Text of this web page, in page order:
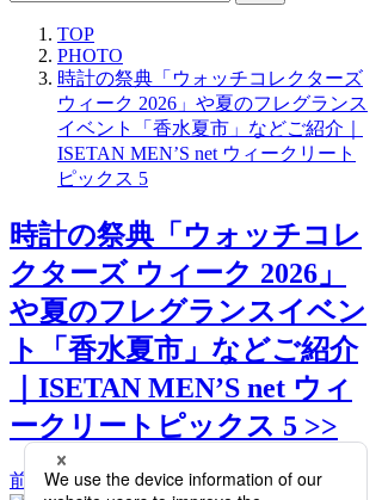
TOP
PHOTO
時計の祭典「ウォッチコレクターズ
ウィーク 2026」や夏のフレグランス
イベント「香水夏市」などご紹介｜
ISETAN MEN’S net ウィークリート
ピックス 5
時計の祭典「ウォッチコレ
クターズ ウィーク 2026」
や夏のフレグランスイベン
ト「香水夏市」などご紹介
｜ISETAN MEN’S net ウィ
ークリートピックス 5 >>
前へ